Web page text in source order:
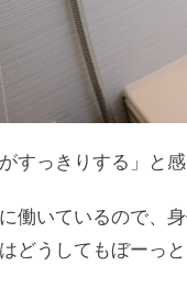
すっきりする」と
働いているので、
どうしてもぼーっと